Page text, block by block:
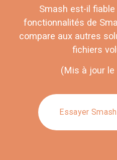
Smash est-il
fonctionnalités de
compare aux autres
fichiers
(Mis à jour le
Essayer